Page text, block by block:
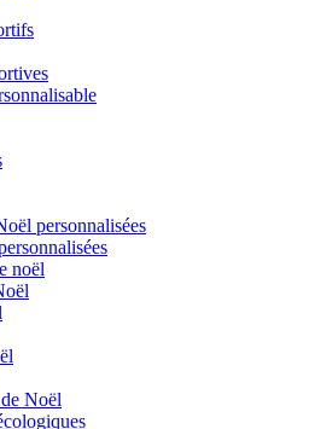
personnalisées
noël
Noël